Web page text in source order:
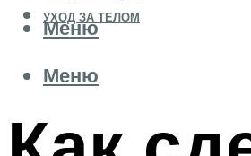
УХОД ЗА ТЕЛОМ
Меню
Меню